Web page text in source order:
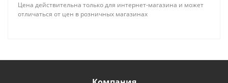
Цена действительна только для интернет-магазина и может
отличаться от цен в розничных магазинах